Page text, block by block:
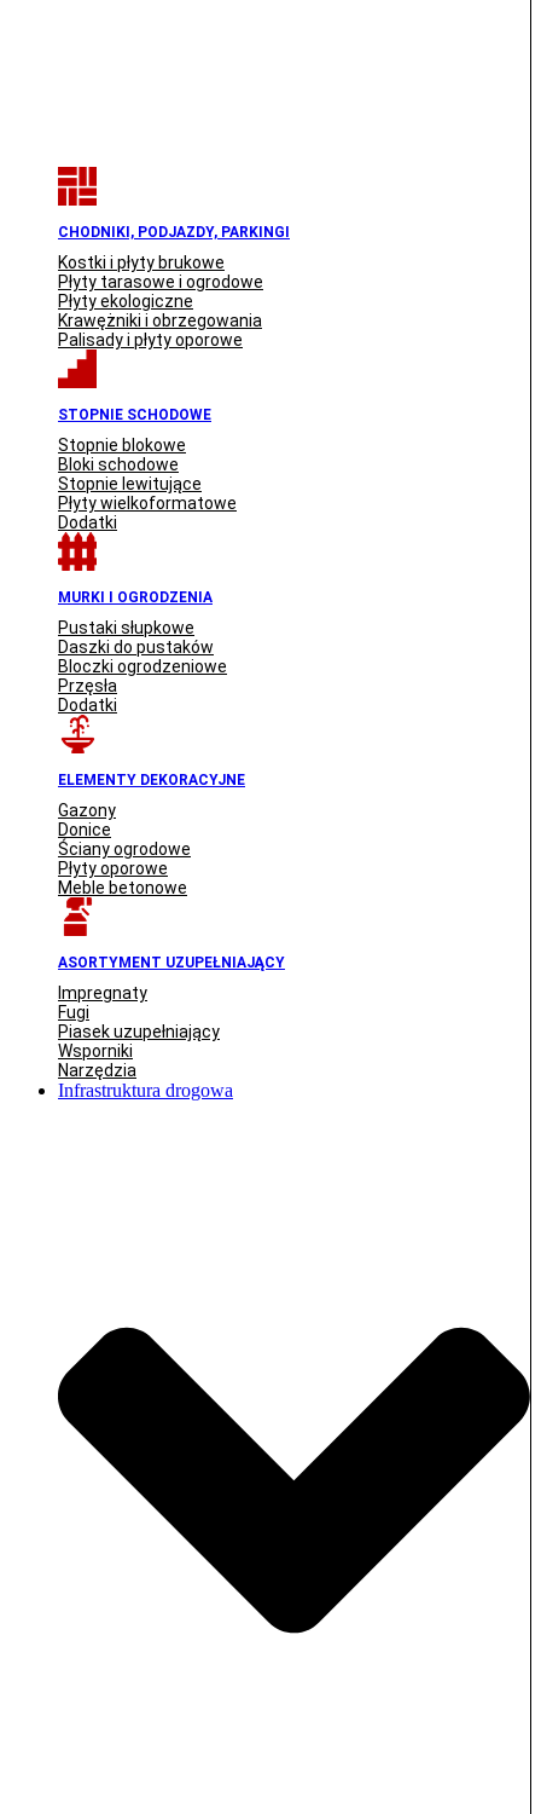
CHODNIKI, PODJAZDY, PARKINGI
Kostki i płyty brukowe
Płyty tarasowe i ogrodowe
Płyty ekologiczne
Krawężniki i obrzegowania
Palisady i płyty oporowe
STOPNIE SCHODOWE
Stopnie blokowe
Bloki schodowe
Stopnie lewitujące
Płyty wielkoformatowe
Dodatki
MURKI I OGRODZENIA
Pustaki słupkowe
Daszki do pustaków
Bloczki ogrodzeniowe
Przęsła
Dodatki
ELEMENTY DEKORACYJNE
Gazony
Donice
Ściany ogrodowe
Płyty oporowe
Meble betonowe
ASORTYMENT UZUPEŁNIAJĄCY
Impregnaty
Fugi
Piasek uzupełniający
Wsporniki
Narzędzia
Infrastruktura drogowa